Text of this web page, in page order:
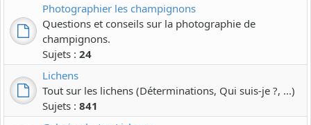
Photographier les champignons
Questions et conseils sur la photographie de
champignons.
Sujets : 24
Lichens
Tout sur les lichens (Déterminations, Qui suis-je ?, ...)
Sujets : 841